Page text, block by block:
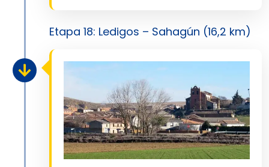
Etapa 18: Ledigos – Sahagún (16,2 km)